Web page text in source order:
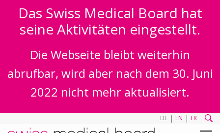
Das Swiss Medical Board hat
seine Aktivitäten eingestellt.
Die Webseite bleibt weiterhin
abrufbar, wird aber nach dem 30. Juni
2022 nicht mehr aktualisiert.
DE | EN | FR